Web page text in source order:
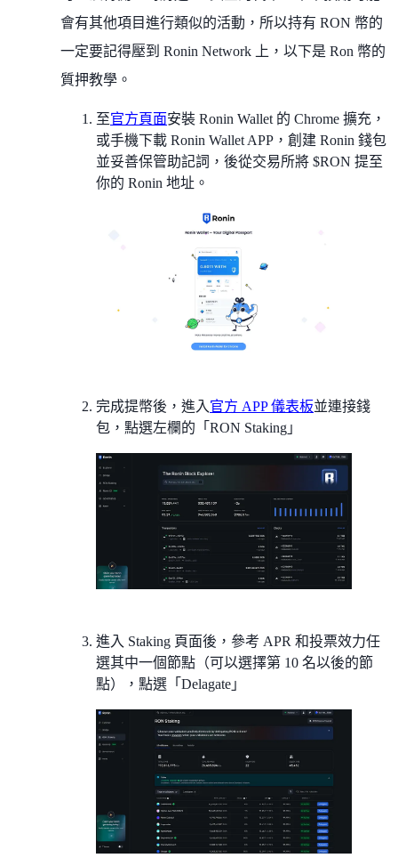
會有其他項目進行類似的活動，所以持有 RON 幣的
一定要記得壓到 Ronin Network 上，以下是 Ron 幣的
質押教學。
至官方頁面安裝 Ronin Wallet 的 Chrome 擴充，
或手機下載 Ronin Wallet APP，創建 Ronin 錢包
並妥善保管助記詞，後從交易所將 $RON 提至
你的 Ronin 地址。
完成提幣後，進入 官方 APP 儀表板並連接錢
包，點選左欄的「RON Staking」
進入 Staking 頁面後，參考 APR 和投票效力任
選其中一個節點（可以選擇第 10 名以後的節
點），點選「Delagate」